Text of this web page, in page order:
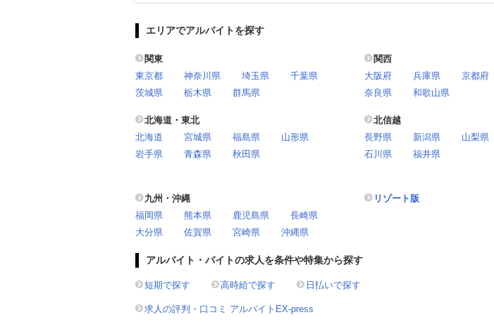
エリアでアルバイトを探す
関東
東京都
神奈川県 埼玉県
千葉県
茨城県
栃木県 群馬県
関西
大阪府
兵庫県 京都府
奈良県
和歌山県
北海道・東北
北海道
宮城県 福島県
山形県
岩手県
青森県 秋田県
北信越
長野県
新潟県 山梨県
石川県
福井県
九州・沖縄
福岡県
熊本県 鹿児島県
長崎県
大分県
佐賀県 宮崎県 沖縄県
リゾート版
アルバイト・バイトの求人を条件や特集から探す
短期で探す 高時給で探す 日払いで探す
求人の評判・口コミ アルバイトEX-press